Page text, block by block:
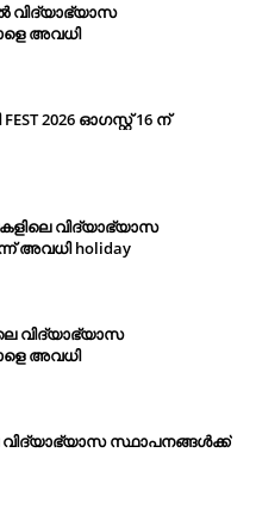
വിദ്യാഭ്യാസ
അവധി
2026 ഓഗസ്റ്റ് 16 ന്
വിദ്യാഭ്യാസ
അവധി holiday
വിദ്യാഭ്യാസ
അവധി
സ്ഥാപനങ്ങൾക്ക്